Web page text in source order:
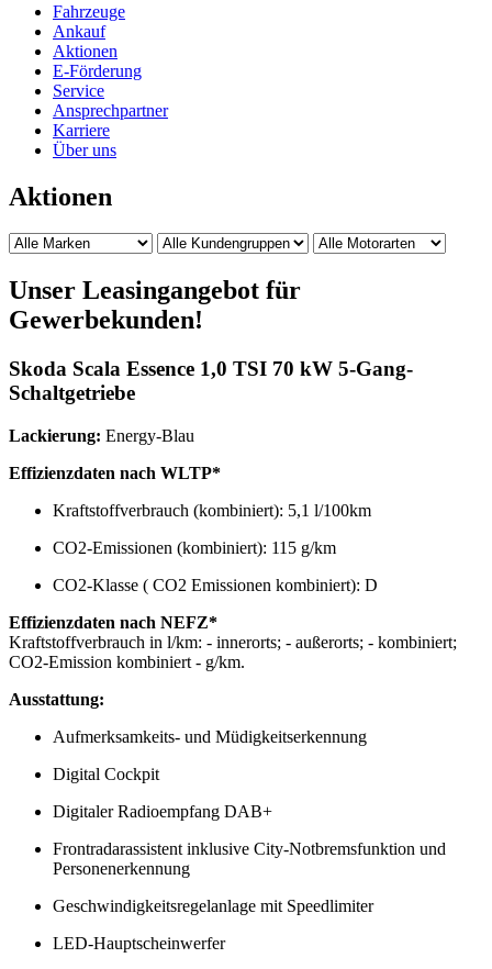
Fahrzeuge
Ankauf
Aktionen
E-Förderung
Service
Ansprechpartner
Karriere
Über uns
Aktionen
Unser Leasingangebot für
Gewerbekunden!
Skoda Scala Essence 1,0 TSI 70 kW 5-Gang-
Schaltgetriebe
Lackierung: Energy-Blau
Effizienzdaten nach WLTP*
Kraftstoffverbrauch (kombiniert): 5,1 l/100km
CO2-Emissionen (kombiniert): 115 g/km
CO2-Klasse ( CO2 Emissionen kombiniert): D
Effizienzdaten nach NEFZ*
Kraftstoffverbrauch in l/km: - innerorts; - außerorts; - kombiniert;
CO2-Emission kombiniert - g/km.
Ausstattung:
Aufmerksamkeits- und Müdigkeitserkennung
Digital Cockpit
Digitaler Radioempfang DAB+
Frontradarassistent inklusive City-Notbremsfunktion und
Personenerkennung
Geschwindigkeitsregelanlage mit Speedlimiter
LED-Hauptscheinwerfer